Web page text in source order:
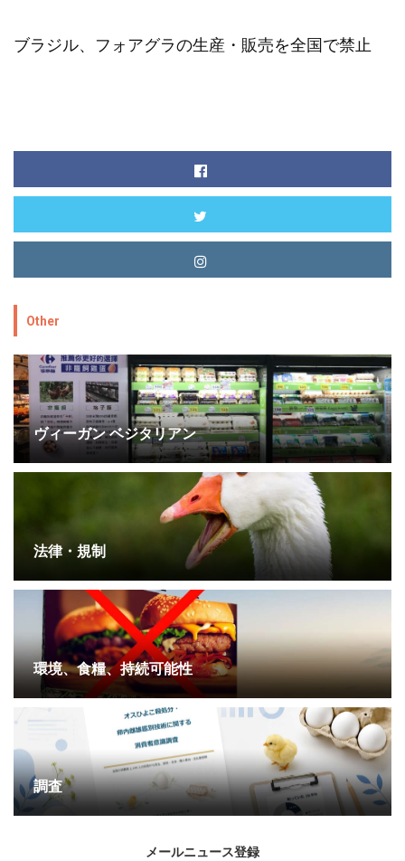
ブラジル、フォアグラの生産・販売を全国で禁止
Other
ヴィーガン ベジタリアン
法律・規制
環境、食糧、持続可能性
調査
メールニュース登録